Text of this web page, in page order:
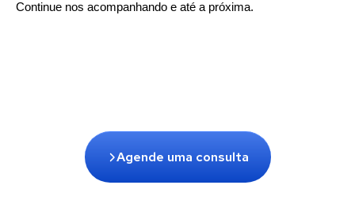
Continue nos acompanhando e até a próxima.
Agende uma consulta